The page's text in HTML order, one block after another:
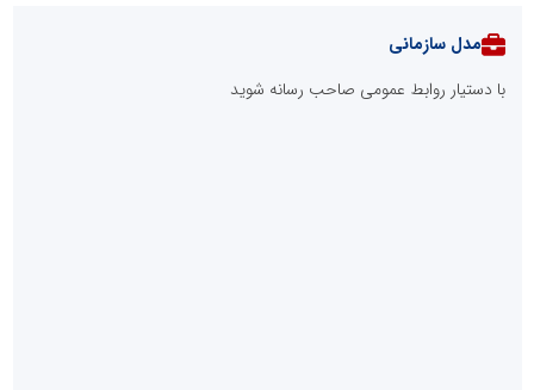
مدل سازمانی
با دستیار روابط عمومی صاحب رسانه شوید